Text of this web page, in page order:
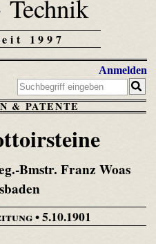
1997
Anmelden
& PATENTE
Bmstr. Franz Woas
• 5.10.1901